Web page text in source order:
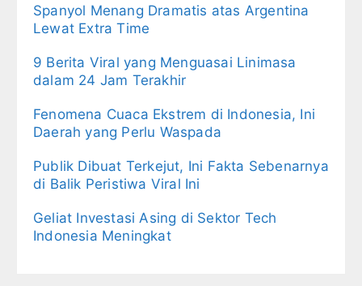
Spanyol Menang Dramatis atas Argentina
Lewat Extra Time
9 Berita Viral yang Menguasai Linimasa
dalam 24 Jam Terakhir
Fenomena Cuaca Ekstrem di Indonesia, Ini
Daerah yang Perlu Waspada
Publik Dibuat Terkejut, Ini Fakta Sebenarnya
di Balik Peristiwa Viral Ini
Geliat Investasi Asing di Sektor Tech
Indonesia Meningkat